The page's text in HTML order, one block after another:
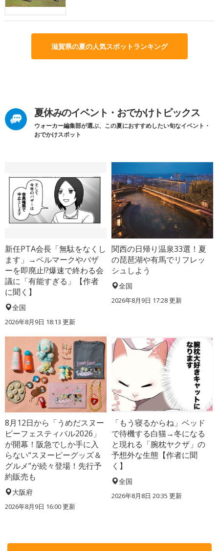
滋賀県の夏の人気スポットランキング
夏休みのイベント・おでかけトピックス
ウォーカー編集部が選ぶ、この夏におすすめしたい旬なイベント・
おでかけスポット
新任PTA会長「無駄をなくし
ます」→ベルマークやバザ
ーを即廃止!?爆速で終わる会
議に「有能すぎる」【作者
に聞く】
全国
2026年8月9日 18:13 更新
関西の日帰り温泉33選！夏
の琵琶湖や有馬でリフレッ
シュしよう
全国
2026年8月9日 17:28更新
8月12日から「うめだスヌー
ピーフェスティバル2026」
が開幕！阪急でしか手に入
らない“スヌーピーグッズ＆
グルメ”が続々登場！先行予
約販売も
大阪府
2026年8月9日 16:00更新
「もう寝るからね」ベッド
で待機する白猫→冬になる
と現れる「腕枕ヤクザ」の
予想外な生態【作者に聞
く】
全国
2026年8月8日 20:35 更新